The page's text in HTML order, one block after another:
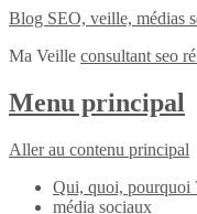
Blog SEO, veille, médias
Ma Veille consultant seo
Menu principal
Aller au contenu principal
Qui, quoi, pourquoi
média sociaux